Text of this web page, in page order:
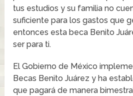
tus estudios y su familia no
suficiente para los gastos que
entonces esta beca Benito
ser para ti.
El Gobierno de México
Becas Benito Juárez y ha
que pagará de manera